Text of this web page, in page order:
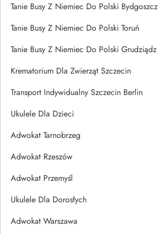
Tanie Busy Z Niemiec Do Polski Bydgoszcz
Tanie Busy Z Niemiec Do Polski Toruń
Tanie Busy Z Niemiec Do Polski Grudziądz
Krematorium Dla Zwierząt Szczecin
Transport Indywidualny Szczecin Berlin
Ukulele Dla Dzieci
Adwokat Tarnobrzeg
Adwokat Rzeszów
Adwokat Przemyśl
Ukulele Dla Dorosłych
Adwokat Warszawa